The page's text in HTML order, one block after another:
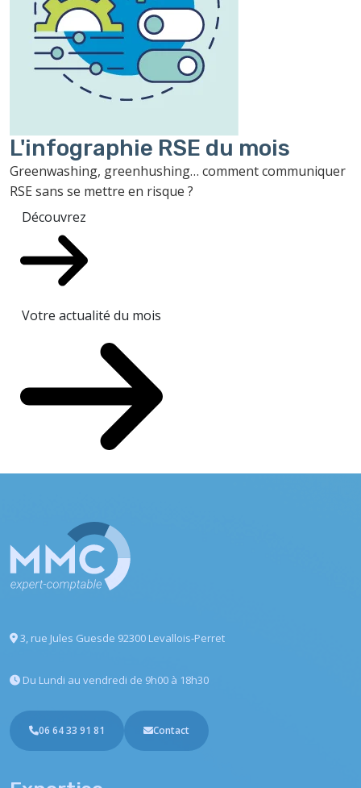
L'infographie RSE du mois
Greenwashing, greenhushing… comment communiquer
RSE sans se mettre en risque ?
Découvrez
Votre actualité du mois
3, rue Jules Guesde 92300 Levallois-Perret
Du Lundi au vendredi de 9h00 à 18h30
06 64 33 91 81 Contact